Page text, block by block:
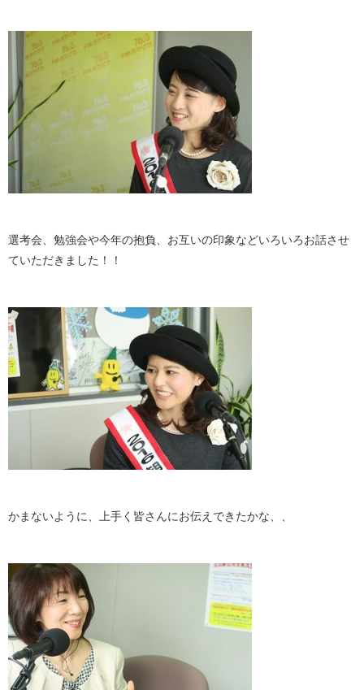
選考会、勉強会や今年の抱負、お互いの印象などいろいろお話させ
ていただきました！！
かまないように、上手く皆さんにお伝えできたかな、、